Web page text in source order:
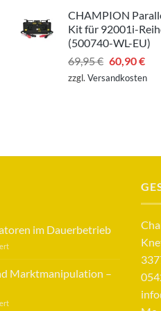
CHAMPION
Kit für 92001i-
(500740-WL-EU)
69,95€
Preis
60,90€
zzgl. Versandkosten
im Dauerbetrieb
für
Generatoren
im
Marktmanipulation –
für